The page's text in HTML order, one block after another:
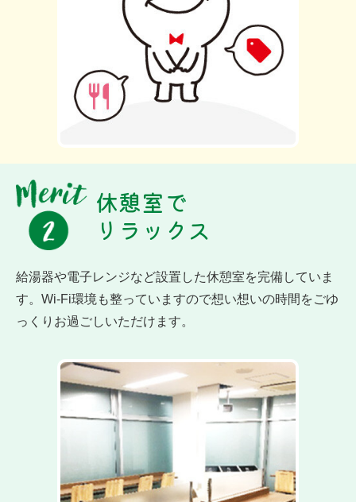
休憩室で
リラックス
給湯器や電子レンジなど設置した休憩室を完備していま
す。Wi-Fi環境も整っていますので想い想いの時間をごゆ
っくりお過ごしいただけます。